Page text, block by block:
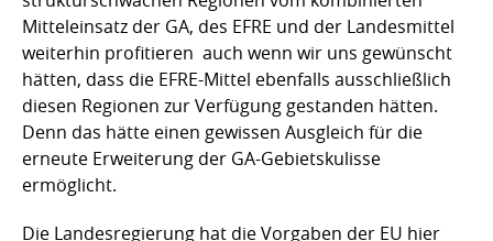
Mitteleinsatz der GA, des EFRE und der Landesmittel
weiterhin profitieren  auch wenn wir uns gewünscht
hätten, dass die EFRE-Mittel ebenfalls ausschließlich
diesen Regionen zur Verfügung gestanden hätten.
Denn das hätte einen gewissen Ausgleich für die
erneute Erweiterung der GA-Gebietskulisse
ermöglicht.
Die Landesregierung hat die Vorgaben der EU hier